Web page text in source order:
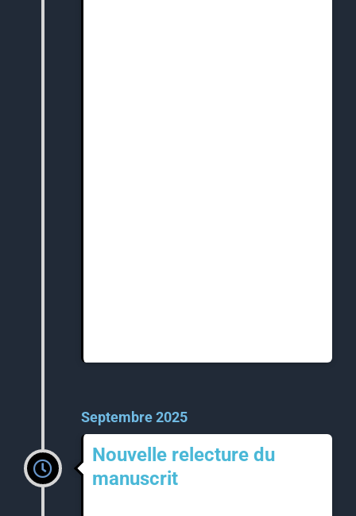
Septembre 2025
Nouvelle relecture du
manuscrit